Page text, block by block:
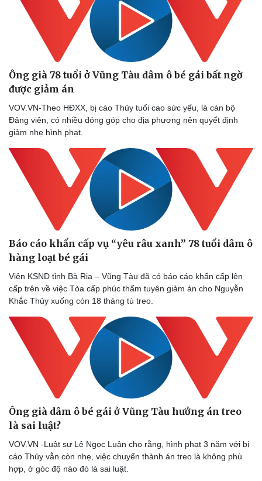
Cây thuốc
Sản phụ khoa
Nhi khoa
Nam khoa
Làm đẹp - giảm cân
Phòng mạch online
Ăn sạch sống khỏe
Tình yêu - Gia đình
Ông già 78 tuổi ở Vũng Tàu dâm ô bé gái bất ngờ
được giảm án
VOV.VN-Theo HĐXX, bị cáo Thủy tuổi cao sức yếu, là cán bộ
Đảng viên, có nhiều đóng góp cho địa phương nên quyết định
giảm nhẹ hình phạt.
Báo cáo khẩn cấp vụ “yêu râu xanh” 78 tuổi dâm ô
hàng loạt bé gái
Viện KSND tỉnh Bà Rịa – Vũng Tàu đã có báo cáo khẩn cấp lên
cấp trên về việc Tòa cấp phúc thẩm tuyên giảm án cho Nguyễn
Khắc Thủy xuống còn 18 tháng tù treo.
Ông già dâm ô bé gái ở Vũng Tàu hưởng án treo
là sai luật?
VOV.VN -Luật sư Lê Ngọc Luân cho rằng, hình phạt 3 năm với bị
cáo Thủy vẫn còn nhẹ, việc chuyển thành án treo là không phù
hợp, ở góc độ nào đó là sai luật.